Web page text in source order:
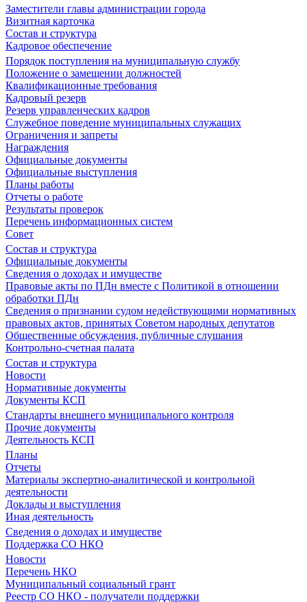
Заместители главы администрации города
Визитная карточка
Состав и структура
Кадровое обеспечение
Порядок поступления на муниципальную службу
Положение о замещении должностей
Квалификационные требования
Кадровый резерв
Резерв управленческих кадров
Служебное поведение муниципальных служащих
Ограничения и запреты
Награждения
Официальные документы
Официальные выступления
Планы работы
Отчеты о работе
Результаты проверок
Перечень информационных систем
Совет
Состав и структура
Официальные документы
Сведения о доходах и имуществе
Правовые акты по ПДн вместе с Политикой в отношении
обработки ПДн
Сведения о признании судом недействующими нормативных
правовых актов, принятых Советом народных депутатов
Общественные обсуждения, публичные слушания
Контрольно-счетная палата
Состав и структура
Новости
Нормативные документы
Документы КСП
Стандарты внешнего муниципального контроля
Прочие документы
Деятельность КСП
Планы
Отчеты
Материалы экспертно-аналитической и контрольной
деятельности
Доклады и выступления
Иная деятельность
Сведения о доходах и имуществе
Поддержка СО НКО
Новости
Перечень НКО
Муниципальный социальный грант
Реестр СО НКО - получатели поддержки